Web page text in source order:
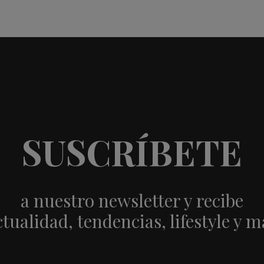
SUSCRÍBETE
a nuestro newsletter y recibe
tendencias, lifestyle y